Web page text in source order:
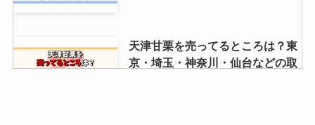
天津甘栗を売ってるところは？東
京・埼玉・神奈川・仙台などの取